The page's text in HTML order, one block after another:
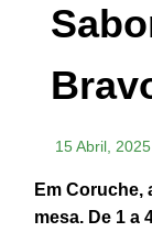
15 Abril, 2025
Em Coruche,
mesa. De 1 a